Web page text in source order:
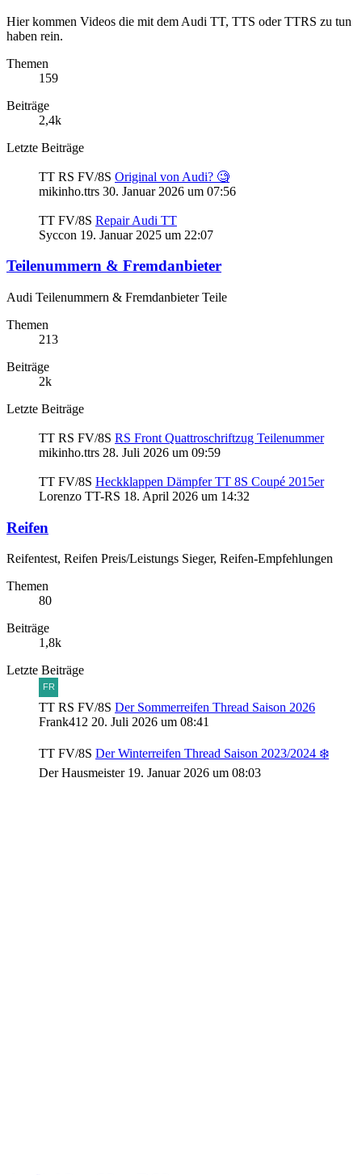
Hier kommen Videos die mit dem Audi TT, TTS oder TTRS zu tun
haben rein.
Themen
159
Beiträge
2,4k
Letzte Beiträge
TT RS FV/8S Original von Audi? 🧐
mikinho.ttrs 30. Januar 2026 um 07:56
TT FV/8S Repair Audi TT
Syccon 19. Januar 2025 um 22:07
Teilenummern & Fremdanbieter
Audi Teilenummern & Fremdanbieter Teile
Themen
213
Beiträge
2k
Letzte Beiträge
TT RS FV/8S RS Front Quattroschriftzug Teilenummer
mikinho.ttrs 28. Juli 2026 um 09:59
TT FV/8S Heckklappen Dämpfer TT 8S Coupé 2015er
Lorenzo TT-RS 18. April 2026 um 14:32
Reifen
Reifentest, Reifen Preis/Leistungs Sieger, Reifen-Empfehlungen
Themen
80
Beiträge
1,8k
Letzte Beiträge
TT RS FV/8S Der Sommerreifen Thread Saison 2026
Frank412 20. Juli 2026 um 08:41
TT FV/8S Der Winterreifen Thread Saison 2023/2024 ❄️
Der Hausmeister 19. Januar 2026 um 08:03